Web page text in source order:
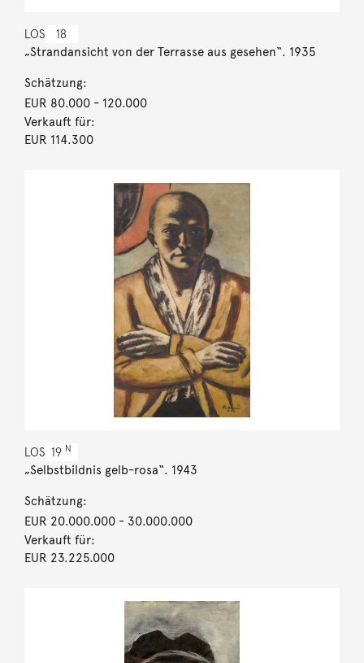
LOS 18
„Strandansicht von der Terrasse aus gesehen“. 1935
Schätzung:
EUR 80.000- 120.000
Verkauft für:
EUR 114.300
LOS 19 N
„Selbstbildnis gelb-rosa“. 1943
Schätzung:
EUR 20.000.000- 30.000.000
Verkauft für:
EUR 23.225.000